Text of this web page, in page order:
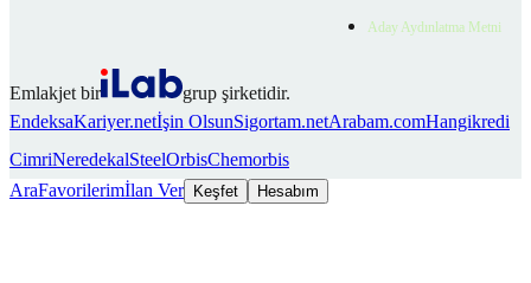
Aday Aydınlatma Metni
Emlakjet bir
grup şirketidir.
EndeksaKariyer.netİşin OlsunSigortam.netArabam.comHangikredi
CimriNeredekalSteelOrbisChemorbis
AraFavorilerimİlan Ver Keşfet Hesabım